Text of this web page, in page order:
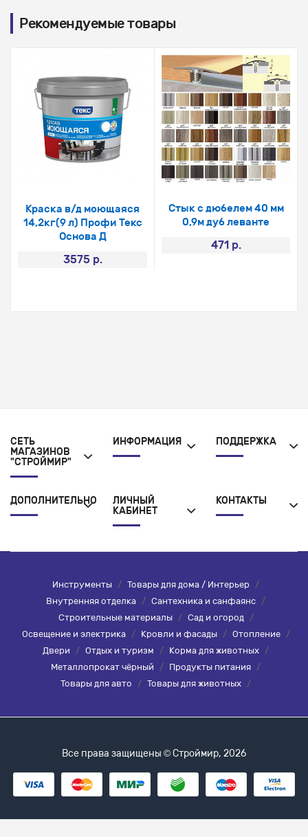
Рекомендуемые товары
Краска в/д моющаяся
14,2кг(9 л) Профи Текс
Основа Д
3575 р.
Стык с дюбелем 40 мм
0,9м дуб леванте
471 р.
СЕТЬ
МАГАЗИНОВ
"СТРОЙМИР"
ИНФОРМАЦИЯ ПОДДЕРЖКА
ДОПОЛНИТЕЛЬНО
ЛИЧНЫЙ
КАБИНЕТ
КОНТАКТЫ
Инструменты / Товары для дома / Интерьер /
Внутренняя отделка / Сантехника и санфаянс /
Строительные материалы
/ Сад и огород
/
Освещение и электрика
/ Кровли и фасады / Отопление
/
Двери
/ Отдых и туризм / Корма для животных /
Металлопрокат чёрный
/ Продукты питания /
Товары для авто
/ Товары для животных /
Все права защищены © Строймир, 2026